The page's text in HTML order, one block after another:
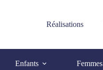
Réalisations
Enfants Femmes